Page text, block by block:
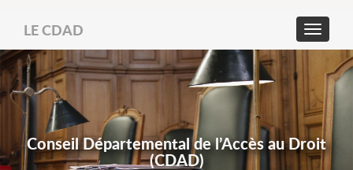
LE CDAD
Conseil Départemental de l’Accès au Droit
(CDAD)